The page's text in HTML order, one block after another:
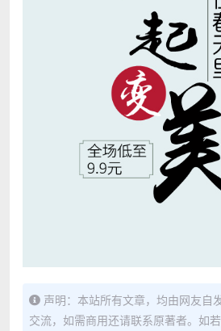
声明：本站所有文章，均由网友自
交流，如需商用还请联系原著者。如